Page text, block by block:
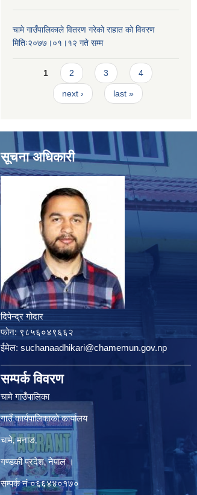
चामे गाउँपालिकाले वितरण गरेको राहात को विवरण
मितिः२०७७।०१।१२ गते सम्म
Pages
1 2 3 4
next › last »
सूचना अधिकारी
दिपेन्द्र गोदार
फोन: ९८५६०४९६६२
ईमेल: suchanaadhikari@chamemun.gov.np
सम्पर्क विवरण
चामे गाउँपालिका
गाउँ कार्यपालिकाकाे कार्यालय
चामे‚ मनाङ‚
गण्डकी प्रदेश‚ नेपाल ।
सम्पर्क न‌ं‍ ०६६४४०१७०